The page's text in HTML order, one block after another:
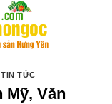
TIN TỨC
Mỹ, Văn